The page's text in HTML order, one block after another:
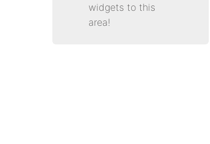
widgets to this
area!